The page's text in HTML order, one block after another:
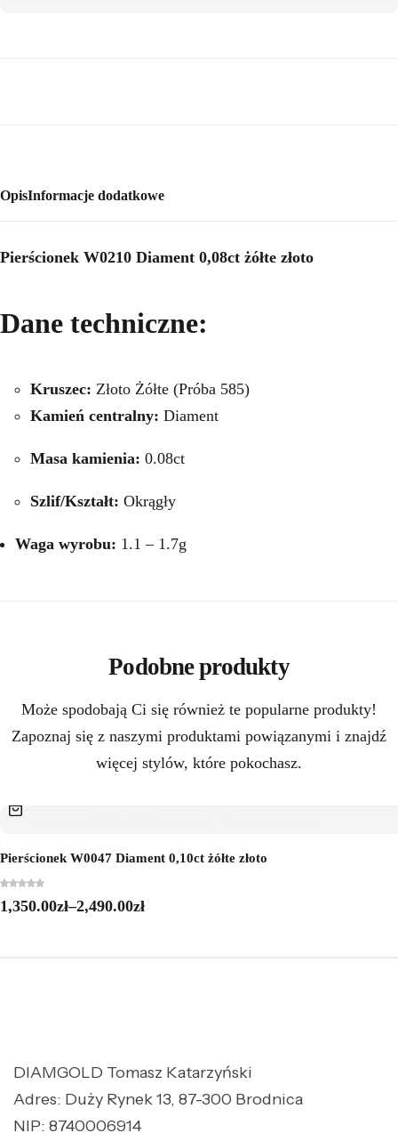
OpisInformacje dodatkowe
Pierścionek W0210 Diament 0,08ct żółte złoto
Dane techniczne:
Kruszec: Złoto Żółte (Próba 585)
Kamień centralny: Diament
Masa kamienia: 0.08ct
Szlif/Kształt: Okrągły
Waga wyrobu: 1.1 – 1.7g
Podobne produkty
Może spodobają Ci się również te popularne produkty!
Zapoznaj się z naszymi produktami powiązanymi i znajdź
więcej stylów, które pokochasz.
Pierścionek W0047 Diament 0,10ct żółte złoto
1,350.00zł–2,490.00zł
DIAMGOLD Tomasz Katarzyński
Adres: Duży Rynek 13, 87-300 Brodnica
NIP: 8740006914